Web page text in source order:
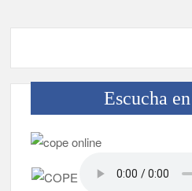
Escucha